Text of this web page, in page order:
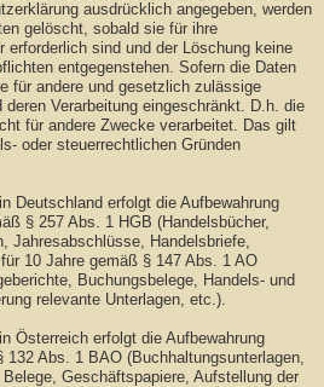
ausdrücklich angegeben, werden
gelöscht, sobald sie für ihre
erforderlich sind und der Löschung keine
entgegenstehen. Sofern die Daten
für andere und gesetzlich zulässige
Verarbeitung eingeschränkt. D.h. die
für andere Zwecke verarbeitet. Das gilt
oder steuerrechtlichen Gründen
Deutschland erfolgt die Aufbewahrung
§ 257 Abs. 1 HGB (Handelsbücher,
Jahresabschlüsse, Handelsbriefe,
10 Jahre gemäß § 147 Abs. 1 AO
Buchungsbelege, Handels- und
relevante Unterlagen, etc.).
Österreich erfolgt die Aufbewahrung
132 Abs. 1 BAO (Buchhaltungsunterlagen,
Geschäftspapiere, Aufstellung der